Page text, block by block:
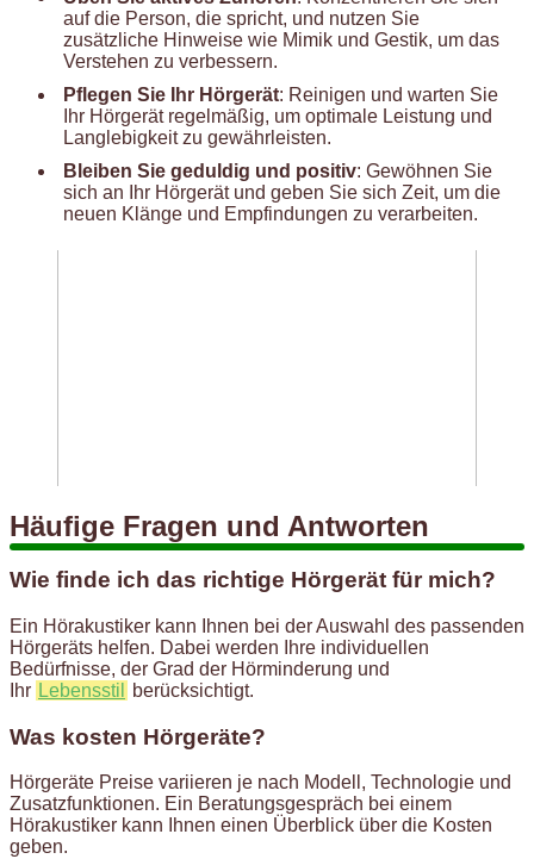
auf die Person, die spricht, und nutzen Sie
zusätzliche Hinweise wie Mimik und Gestik, um das
Verstehen zu verbessern.
Pflegen Sie Ihr Hörgerät: Reinigen und warten Sie
Ihr Hörgerät regelmäßig, um optimale Leistung und
Langlebigkeit zu gewährleisten.
Bleiben Sie geduldig und positiv: Gewöhnen Sie
sich an Ihr Hörgerät und geben Sie sich Zeit, um die
neuen Klänge und Empfindungen zu verarbeiten.
Häufige Fragen und Antworten
Wie finde ich das richtige Hörgerät für mich?
Ein Hörakustiker kann Ihnen bei der Auswahl des passenden
Hörgeräts helfen. Dabei werden Ihre individuellen
Bedürfnisse, der Grad der Hörminderung und
Ihr Lebensstil berücksichtigt.
Was kosten Hörgeräte?
Hörgeräte Preise variieren je nach Modell, Technologie und
Zusatzfunktionen. Ein Beratungsgespräch bei einem
Hörakustiker kann Ihnen einen Überblick über die Kosten
geben.